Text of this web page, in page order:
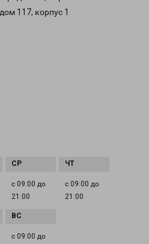
117, корпус 1
с 09:00 до
21:00
с 09:00 до
21:00
с 09:00 до